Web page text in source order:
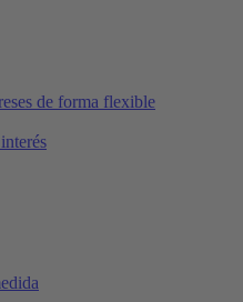
de forma flexible